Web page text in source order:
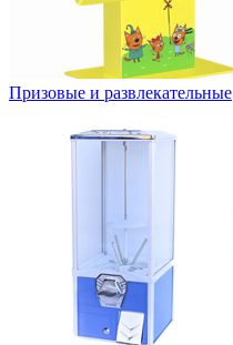
Призовые и развлекательные